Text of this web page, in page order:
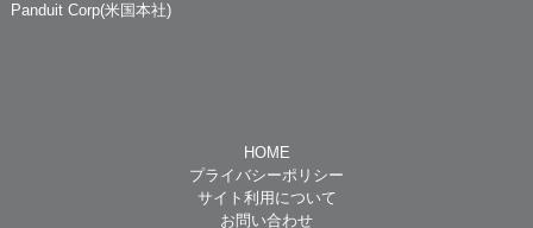
Panduit Corp(米国本社)
HOME
プライバシーポリシー
サイト利用について
お問い合わせ